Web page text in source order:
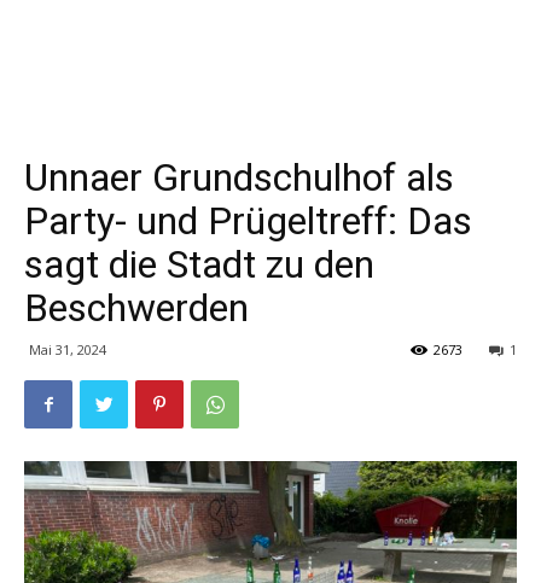
Unnaer Grundschulhof als
Party- und Prügeltreff: Das
sagt die Stadt zu den
Beschwerden
Mai 31, 2024 1
2673